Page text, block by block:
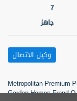
7
جاهز
وكيل الاتصال
Metropolitan Premium
Garden Homes Frond